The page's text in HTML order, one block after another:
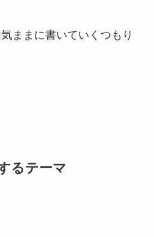
ままに書いていくつもり
るテーマ